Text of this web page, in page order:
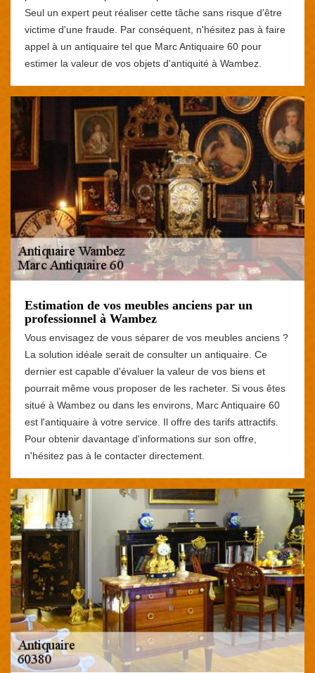
Seul un expert peut réaliser cette tâche sans risque d'être
victime d'une fraude. Par conséquent, n'hésitez pas à faire
appel à un antiquaire tel que Marc Antiquaire 60 pour
estimer la valeur de vos objets d'antiquité à Wambez.
Estimation de vos meubles anciens par un
professionnel à Wambez
Vous envisagez de vous séparer de vos meubles anciens ?
La solution idéale serait de consulter un antiquaire. Ce
dernier est capable d'évaluer la valeur de vos biens et
pourrait même vous proposer de les racheter. Si vous êtes
situé à Wambez ou dans les environs, Marc Antiquaire 60
est l'antiquaire à votre service. Il offre des tarifs attractifs.
Pour obtenir davantage d'informations sur son offre,
n'hésitez pas à le contacter directement.